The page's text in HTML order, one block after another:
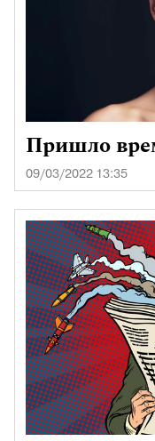
Пришло
09/03/2022 13:35